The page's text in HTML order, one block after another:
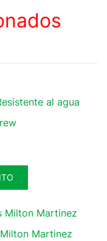
Martinez